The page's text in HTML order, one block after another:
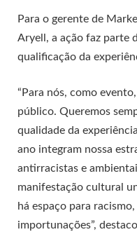
Para o gerente de
Aryell, a ação faz parte
qualificação da
“Para nós, como
público. Queremos
qualidade da
ano integram nossa
antirracistas e
manifestação cultural
há espaço para
importunações”,